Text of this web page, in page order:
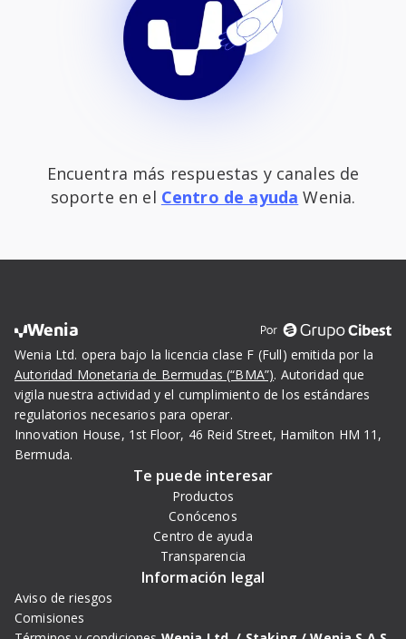
Encuentra más respuestas y canales de
soporte en el Centro de ayuda Wenia.
Wenia
Wenia Ltd. opera bajo la licencia clase F (Full) emitida por la
Autoridad Monetaria de Bermudas (“BMA”). Autoridad que
vigila nuestra actividad y el cumplimiento de los estándares
regulatorios necesarios para operar.
Innovation House, 1st Floor, 46 Reid Street, Hamilton HM 11,
Bermuda.
Te puede interesar
Productos
Conócenos
Centro de ayuda
Transparencia
Información legal
Aviso de riesgos
Comisiones